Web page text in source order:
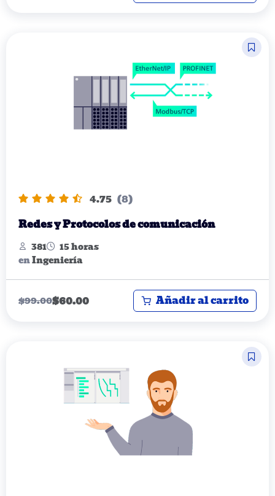
4.75 (8)
Redes y Protocolos de comunicación
381
15 horas
enIngeniería
$99.00$60.00 Añadir al carrito